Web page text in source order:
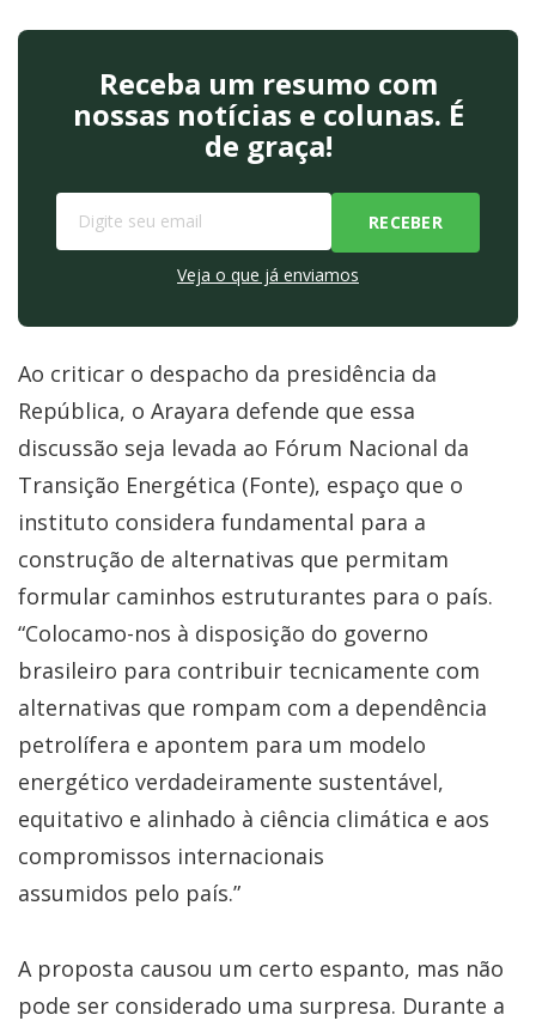
Receba um resumo com
nossas notícias e colunas. É
de graça!
Veja o que já enviamos
Ao criticar o despacho da presidência da
República, o Arayara defende que essa
discussão seja levada ao Fórum Nacional da
Transição Energética (Fonte), espaço que o
instituto considera fundamental para a
construção de alternativas que permitam
formular caminhos estruturantes para o país.
“Colocamo-nos à disposição do governo
brasileiro para contribuir tecnicamente com
alternativas que rompam com a dependência
petrolífera e apontem para um modelo
energético verdadeiramente sustentável,
equitativo e alinhado à ciência climática e aos
compromissos internacionais
assumidos pelo país.”
A proposta causou um certo espanto, mas não
pode ser considerado uma surpresa. Durante a